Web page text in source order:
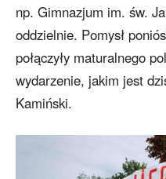
np. Gimnazjum im. św.
oddzielnie. Pomysł
połączyły maturalnego
wydarzenie, jakim jest
Kamiński.